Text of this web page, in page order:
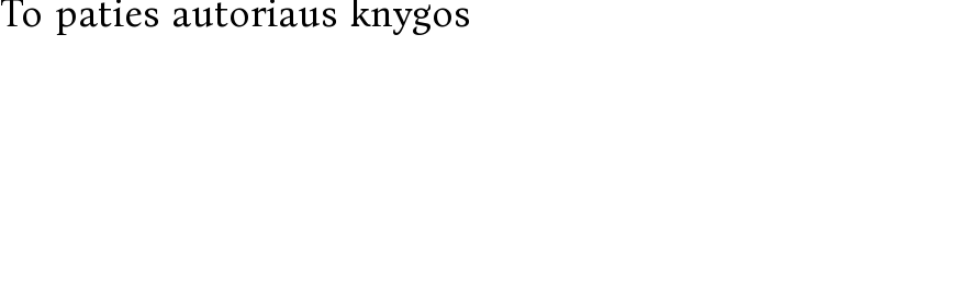
„Meistras“ (The Master), apdovanotas Los Angeles Times Book premija; „Bruklinas“ (Brooklyn),
To paties autoriaus knygos